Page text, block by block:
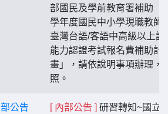
部國民及學前教育署補助「
學年度國民中小學現職教師
臺灣台語/客語中高級以上語
能力認證考試報名費補助計
畫」，請依說明事項辦理，
照。
公告 [ 內部公告 ] 研習轉知~國立